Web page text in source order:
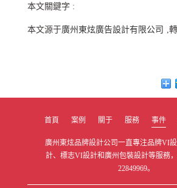
本文關鍵字 :
本文源于廣州東炫廣告設計有限公司 ,
首頁 案例 關于 服務 事件
廣州東炫品牌設計公司一直專注品牌VI
計、標志VI設計和廣州包裝設計等服務
22849969。